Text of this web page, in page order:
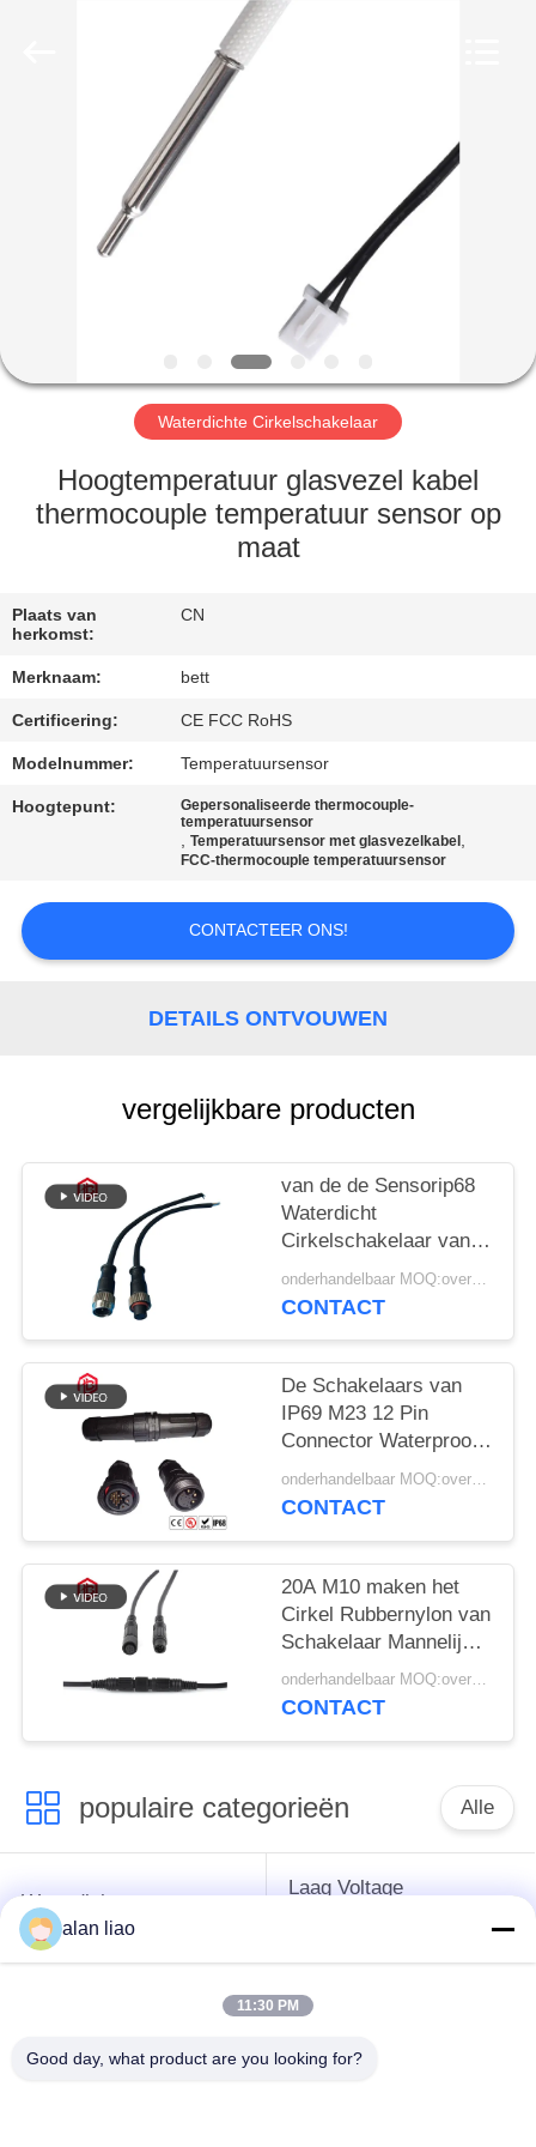
PRODUCTEN
FABRIEKSREIS
KWALITEITSCONTROLE
PRIVACY
Waterdichte Cirkelschakelaar
Hoogtemperatuur glasvezel kabel
thermocouple temperatuur sensor op
maat
Plaats van
herkomst:
CN
Merknaam: bett
Certificering: CE FCC RoHS
Modelnummer: Temperatuursensor
Hoogtepunt:
Gepersonaliseerde thermocouple-
temperatuursensor
,Temperatuursensor met glasvezelkabel ,
FCC-thermocouple temperatuursensor
CONTACTEER ONS!
DETAILS ONTVOUWEN
vergelijkbare producten
van de de Sensorip68
Waterdicht
Cirkelschakelaar van
20A M12 het Stofbewijsonderhandelbaar MOQ:overeen te komen
CONTACT
De Schakelaars van
IP69 M23 12 Pin
Connector Waterproof
Extension Cord
onderhandelbaar MOQ:overeen te komen
CONTACT
20A M10 maken het
Cirkel Rubbernylon van
Schakelaar Mannelijke
Vrouwelijke pvc
waterdicht
onderhandelbaar MOQ:overeen te komen
CONTACT
populaire categorieën Alle
Waterdichte
Cirkelschakelaar
Laag Voltage
alan liao
11:30 PM
Good day, what product are you looking for?